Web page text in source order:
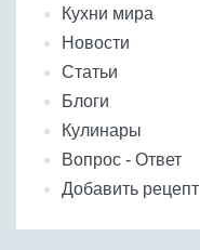
Кухни мира
Новости
Статьи
Блоги
Кулинары
Вопрос - Ответ
Добавить рецепт